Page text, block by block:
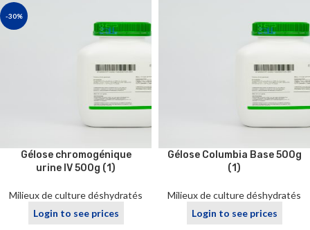
-30%
Gélose chromogénique
urine IV 500g (1)
Milieux de culture déshydratés
Login to see prices
Gélose Columbia Base 500g
(1)
Milieux de culture déshydratés
Login to see prices